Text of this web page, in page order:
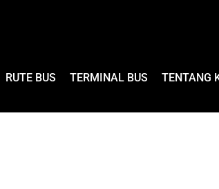
RUTE BUS TERMINAL BUS TENTANG